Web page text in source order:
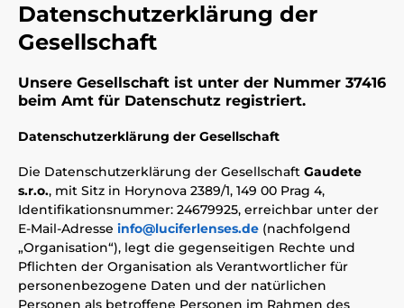
Datenschutzerklärung der
Gesellschaft
Unsere Gesellschaft ist unter der Nummer 37416
beim Amt für Datenschutz registriert.
Datenschutzerklärung der Gesellschaft
Die Datenschutzerklärung der Gesellschaft Gaudete
s.r.o., mit Sitz in Horynova 2389/1, 149 00 Prag 4,
Identifikationsnummer: 24679925, erreichbar unter der
E-Mail-Adresse info@luciferlenses.de (nachfolgend
„Organisation“), legt die gegenseitigen Rechte und
Pflichten der Organisation als Verantwortlicher für
personenbezogene Daten und der natürlichen
Personen als betroffene Personen im Rahmen des